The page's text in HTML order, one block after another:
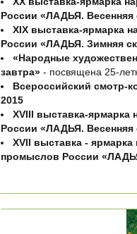
России «ЛАДЬЯ. Весенняя
XIX выставка-ярмарка
России «ЛАДЬЯ. Зимняя
«Народные
завтра» - посвящена 25-
Всероссийский
2015
XVIII выставка-
России «ЛАДЬЯ. Весенняя
XVII выставка -
промыслов России